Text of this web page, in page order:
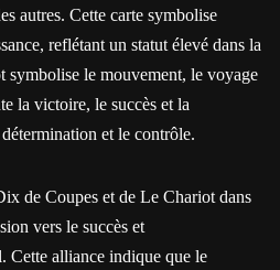
autres. Cette carte symbolise
reflétant un statut élevé dans la
symbolise le mouvement, le voyage
la victoire, le succès et la
et le contrôle.
de Coupes et de Le Chariot dans
vers le succès et
Cette alliance indique que le